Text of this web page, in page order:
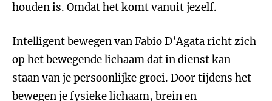
houden is. Omdat het komt vanuit jezelf.
Intelligent bewegen van Fabio D’Agata richt zich
op het bewegende lichaam dat in dienst kan
staan van je persoonlijke groei. Door tijdens het
bewegen je fysieke lichaam, brein en